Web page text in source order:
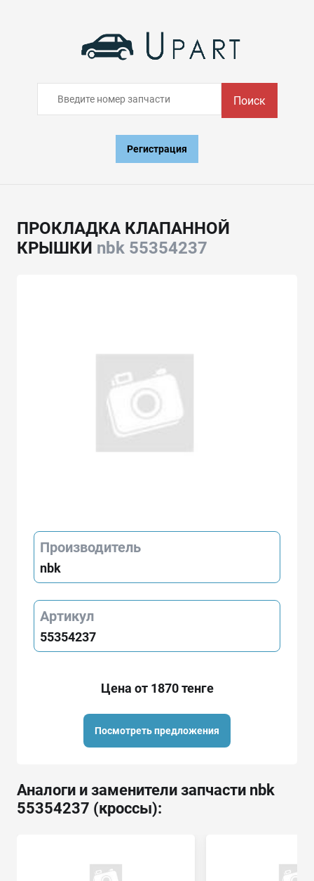
Поиск
Регистрация
ПРОКЛАДКА КЛАПАННОЙ
КРЫШКИ nbk 55354237
Производитель
nbk
Артикул
55354237
Цена от 1870 тенге
Посмотреть предложения
Аналоги и заменители запчасти nbk
55354237 (кроссы):